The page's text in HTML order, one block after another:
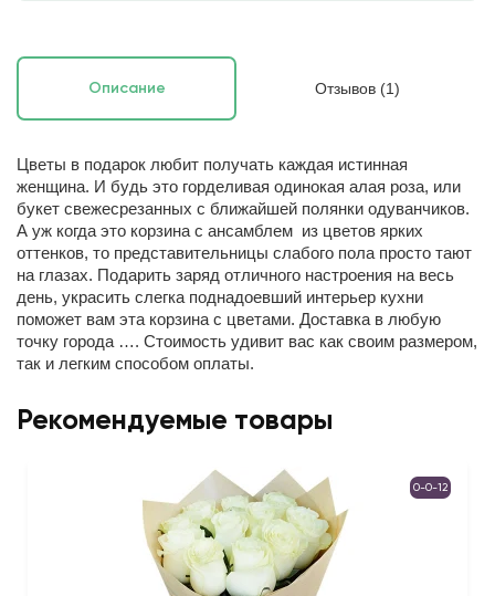
Описание Отзывов (1)
Цветы в подарок любит получать каждая истинная
женщина. И будь это горделивая одинокая алая роза, или
букет свежесрезанных с ближайшей полянки одуванчиков.
А уж когда это корзина с ансамблем из цветов ярких
оттенков, то представительницы слабого пола просто тают
на глазах. Подарить заряд отличного настроения на весь
день, украсить слегка поднадоевший интерьер кухни
поможет вам эта корзина с цветами. Доставка в любую
точку города …. Стоимость удивит вас как своим размером,
так и легким способом оплаты.
Рекомендуемые товары
0-0-12